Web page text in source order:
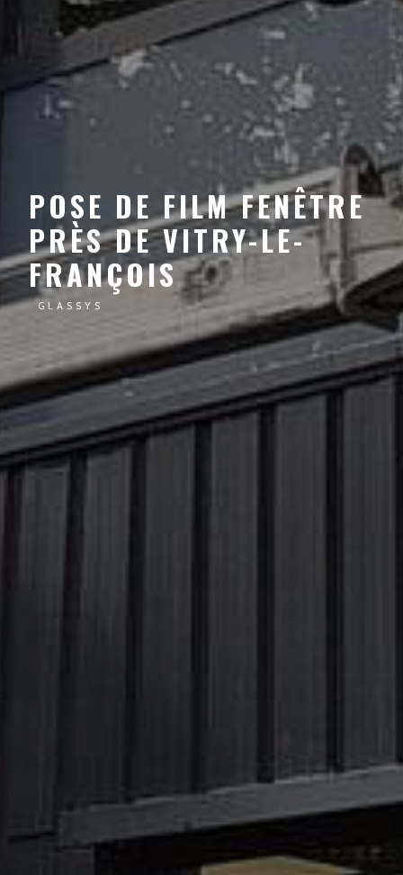
POSE DE FILM FENÊTRE
PRÈS DE VITRY-LE-
FRANÇOIS
GLASSYS